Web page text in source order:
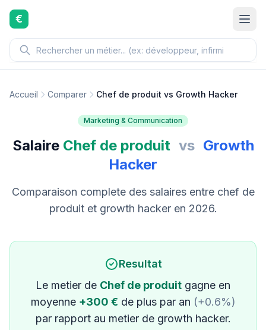
Aller au contenu principal
€
Accueil Comparer Chef de produit vs Growth Hacker
Marketing & Communication
Salaire Chef de produit vs Growth
Hacker
Comparaison complete des salaires entre chef de
produit et growth hacker en 2026.
Resultat
Le metier de Chef de produit gagne en
moyenne +300 € de plus par an (+0.6%)
par rapport au metier de growth hacker.